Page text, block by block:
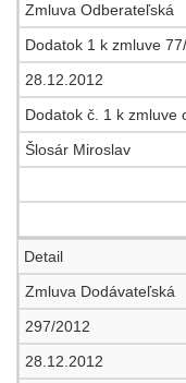
Zmluva Odberateľská
Dodatok 1 k zmluve
28.12.2012
Dodatok č. 1 k zmluve
Šlosár Miroslav
Detail
Zmluva Dodávateľská
297/2012
28.12.2012